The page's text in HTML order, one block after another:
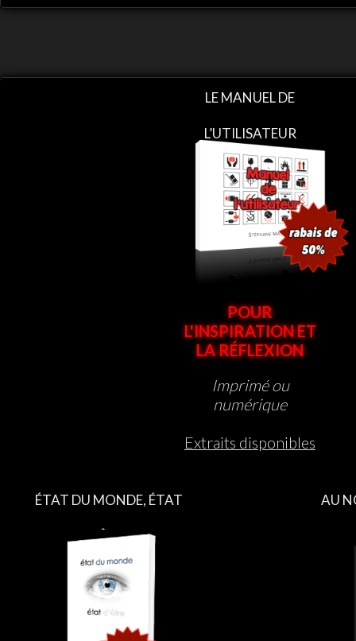
LE MANUEL DE
L’UTILISATEUR
POUR
L'INSPIRATION ET
LA RÉFLEXION
Imprimé ou
numérique
Extraits disponibles
ÉTAT DU MONDE, ÉTAT
D’ÊTRE
AU